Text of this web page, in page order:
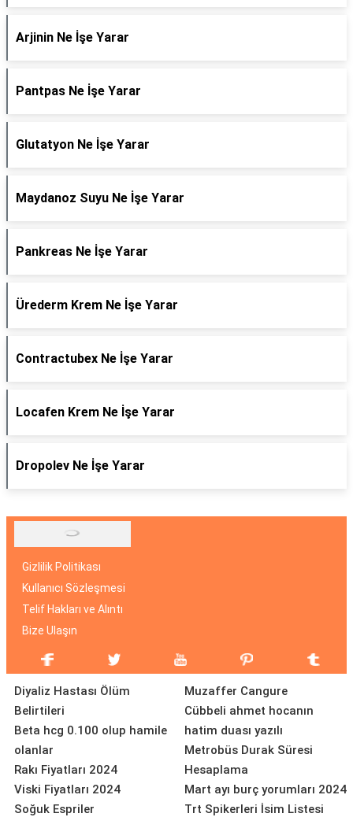
Arjinin Ne İşe Yarar
Pantpas Ne İşe Yarar
Glutatyon Ne İşe Yarar
Maydanoz Suyu Ne İşe Yarar
Pankreas Ne İşe Yarar
Ürederm Krem Ne İşe Yarar
Contractubex Ne İşe Yarar
Locafen Krem Ne İşe Yarar
Dropolev Ne İşe Yarar
Gizlilik Politikası
Kullanıcı Sözleşmesi
Telif Hakları ve Alıntı
Bize Ulaşın
Diyaliz Hastası Ölüm
Belirtileri
Beta hcg 0.100 olup hamile
olanlar
Rakı Fiyatları 2024
Viski Fiyatları 2024
Soğuk Espriler
Muzaffer Cangure
Cübbeli ahmet hocanın
hatim duası yazılı
Metrobüs Durak Süresi
Hesaplama
Mart ayı burç yorumları 2024
Trt Spikerleri İsim Listesi